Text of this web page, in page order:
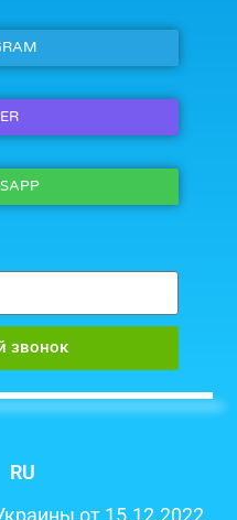
звонок
от 15.12.2022
RU